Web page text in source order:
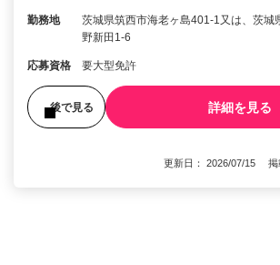
勤務地
茨城県筑西市海老ヶ島401-1又は、茨城
野新田1-6
応募資格 要大型免許
後で見る 詳細を見る
更新日： 2026/07/15 掲